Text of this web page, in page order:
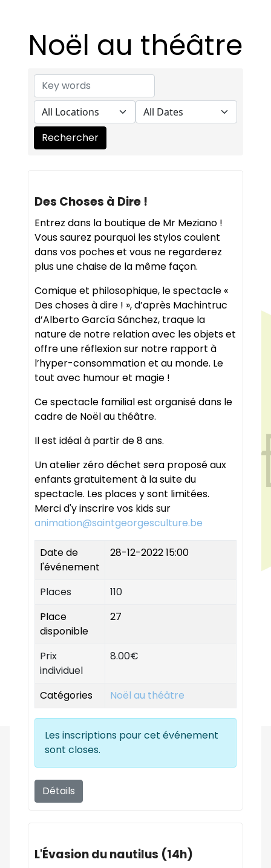
Noël au théâtre
Des Choses à Dire !
Entrez dans la boutique de Mr Meziano !
Vous saurez pourquoi les stylos coulent
dans vos poches et vous ne regarderez
plus une chaise de la même façon.
Comique et philosophique, le spectacle «
Des choses à dire ! », d’après Machintruc
d’Alberto García Sánchez, traque la
nature de notre relation avec les objets et
offre une réflexion sur notre rapport à
l’hyper-consommation et au monde. Le
tout avec humour et magie !
Ce spectacle familial est organisé dans le
cadre de Noël au théâtre.
Il est idéal à partir de 8 ans.
Un atelier zéro déchet sera proposé aux
enfants gratuitement à la suite du
spectacle. Les places y sont limitées.
Merci d'y inscrire vos kids sur
animation@saintgeorgesculture.be
Date de
l'événement
28-12-2022 15:00
Places
110
Place
disponible
27
Prix
individuel
8.00€
Catégories Noël au théâtre
Les inscriptions pour cet événement
sont closes.
Détails
L'Évasion du nautilus (14h)